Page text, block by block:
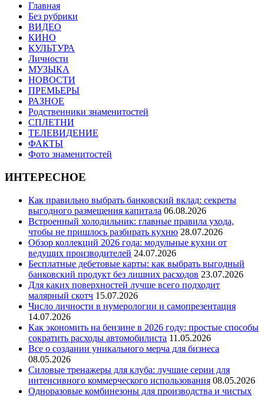
Главная
Без рубрики
ВИДЕО
КИНО
КУЛЬТУРА
Личности
МУЗЫКА
НОВОСТИ
ПРЕМЬЕРЫ
РАЗНОЕ
Родственники знаменитостей
СПЛЕТНИ
ТЕЛЕВИДЕНИЕ
ФАКТЫ
Фото знаменитостей
ИНТЕРЕСНОЕ
Как правильно выбрать банковский вклад: секреты
выгодного размещения капитала 06.08.2026
Встроенный холодильник: главные правила ухода,
чтобы не пришлось разбирать кухню 28.07.2026
Обзор коллекций 2026 года: модульные кухни от
ведущих производителей 24.07.2026
Бесплатные дебетовые карты: как выбрать выгодный
банковский продукт без лишних расходов 23.07.2026
Для каких поверхностей лучше всего подходит
малярный скотч 15.07.2026
Число личности в нумерологии и самопрезентация
14.07.2026
Как экономить на бензине в 2026 году: простые способы
сократить расходы автомобилиста 11.05.2026
Все о создании уникального мерча для бизнеса
08.05.2026
Силовые тренажеры для клуба: лучшие серии для
интенсивного коммерческого использования 08.05.2026
Одноразовые комбинезоны для производства и чистых